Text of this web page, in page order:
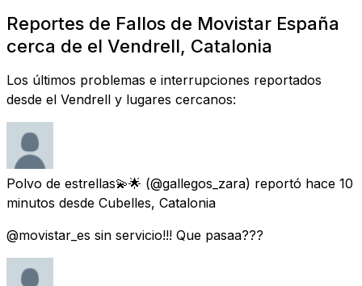
Reportes de Fallos de Movistar España
cerca de el Vendrell, Catalonia
Los últimos problemas e interrupciones reportados
desde el Vendrell y lugares cercanos:
Polvo de estrellas💫🌟 (@gallegos_zara) reportó hace 10
minutos desde Cubelles, Catalonia
@movistar_es sin servicio!!! Que pasaa???